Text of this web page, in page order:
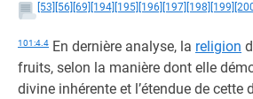
[53] [56] [69] [194] [195] [196] [197] [198] [199]
101:4.4 En dernière analyse, la religion
fruits, selon la manière dont elle
divine inhérente et l’étendue de cette